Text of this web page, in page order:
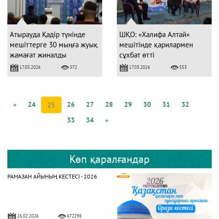
Атырауда Қадір түнінде
мешіттерге 30 мыңға жуық
жамағат жиналды
17.03.2026 572
ШҚО: «Халифа Алтай»
мешітінде қарилармен
сұхбат өтті
17.03.2026 553
« 24 25 26 27 28 29 30 31
32
33
34 »
Көп қаралғандар
РАМАЗАН АЙЫНЫҢ КЕСТЕСІ - 2026
26.02.2026 672298